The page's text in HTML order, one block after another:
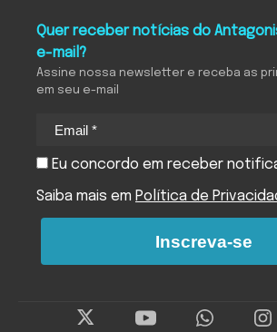
Quer receber notícias do
e-mail?
Assine nossa newsletter e receba as
em seu e-mail
Eu concordo em receber
Saiba mais em Política de
Inscreva-se